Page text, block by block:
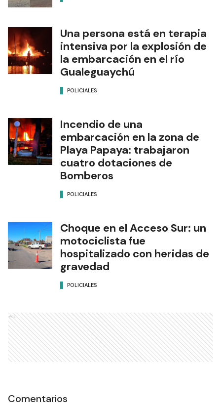
Una persona está en terapia
intensiva por la explosión de
la embarcación en el río
Gualeguaychú
POLICIALES
Incendio de una
embarcación en la zona de
Playa Papaya: trabajaron
cuatro dotaciones de
Bomberos
POLICIALES
Choque en el Acceso Sur: un
motociclista fue
hospitalizado con heridas de
gravedad
POLICIALES
Ads
Comentarios